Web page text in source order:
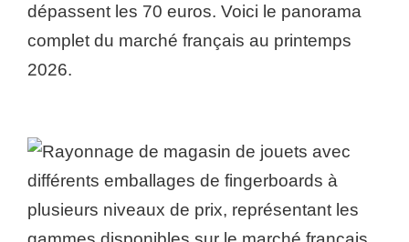
dépassent les 70 euros. Voici le panorama
complet du marché français au printemps
2026.